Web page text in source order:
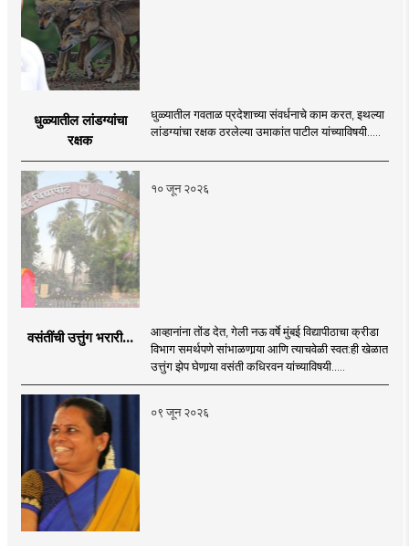
धुळ्यातील लांडग्यांचा
रक्षक
धुळ्यातील गवताळ प्रदेशाच्या संवर्धनाचे काम करत, इथल्या
लांडग्यांचा रक्षक ठरलेल्या उमाकांत पाटील यांच्याविषयी.....
१० जून २०२६
वसंतींची उत्तुंग भरारी...
आव्हानांना तोंड देत, गेली नऊ वर्षे मुंबई विद्यापीठाचा क्रीडा
विभाग समर्थपणे सांभाळणार्‍या आणि त्याचवेळी स्वत:ही खेळात
उत्तुंग झेप घेणार्‍या वसंती कधिरवन यांच्याविषयी.....
०९ जून २०२६